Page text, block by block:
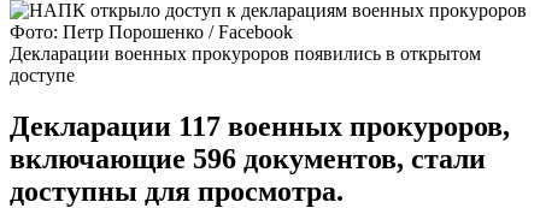
Фото: Петр Порошенко / Facebook
Декларации военных прокуроров появились в открытом
доступе
Декларации 117 военных прокуроров,
включающие 596 документов, стали
доступны для просмотра.